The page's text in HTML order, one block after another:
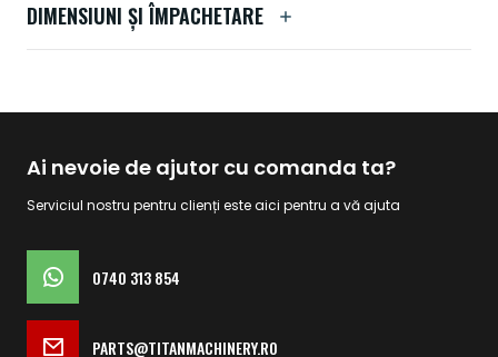
DIMENSIUNI ȘI ÎMPACHETARE
Ai nevoie de ajutor cu comanda ta?
Serviciul nostru pentru clienți este aici pentru a vă ajuta
0740 313 854
PARTS@TITANMACHINERY.RO